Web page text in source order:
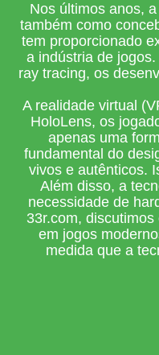
Nos últimos anos,
também como
tem proporcionado
a indústria de
ray tracing, os
A realidade virtual
HoloLens, os
apenas uma
fundamental do
vivos e autênticos.
Além disso, a
necessidade de
33r.com,
em jogos
medida que a